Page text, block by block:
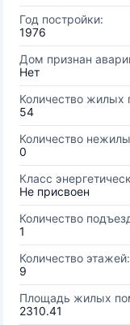
Год постройки:
1976
Дом признан
Нет
Количество жилых
54
Количество
0
Класс
Не присвоен
Количество
1
Количество этажей:
9
Площадь жилых
2310.41